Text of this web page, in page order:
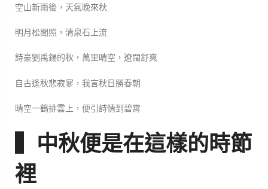
空山新雨後，天氣晚來秋
明月松間照，清泉石上流
詩豪劉禹錫的秋，萬里晴空，遼闊舒爽
自古逢秋悲寂寥，我言秋日勝春朝
晴空一鶴排雲上，便引詩情到碧霄
▍中秋便是在這樣的時節
裡